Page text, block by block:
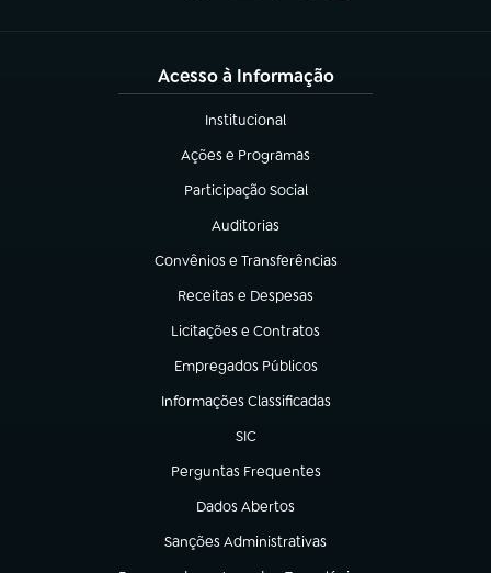
Acesso à Informação
Institucional
(abre em nova aba)
Ações e Programas
(abre em nova aba)
Participação Social
(abre em nova aba)
Auditorias
(abre em nova aba)
Convênios e Transferências
(abre em nova aba)
Receitas e Despesas
(abre em nova aba)
Licitações e Contratos
(abre em nova aba)
Empregados Públicos
(abre em nova aba)
Informações Classificadas
(abre em nova aba)
SIC
(abre em nova aba)
Perguntas Frequentes
(abre em nova aba)
Dados Abertos
(abre em nova aba)
Sanções Administrativas
(abre em nova aba)